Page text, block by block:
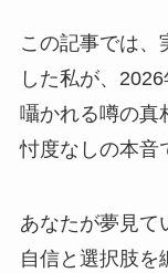
この記事では、
した私が、
囁かれる噂の真
忖度なしの本音
あなたが夢見て
自信と選択肢を